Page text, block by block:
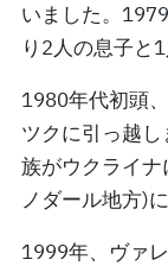
いました。
り2人の息子と
1980年代初頭
ツクに引っ越
族がウクライ
ノダール地方)
1999年、ヴァ